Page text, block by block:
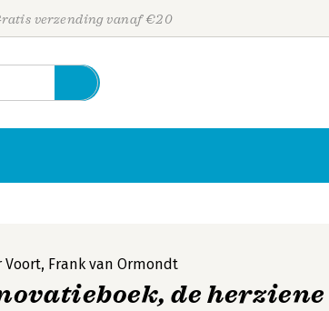
verzending vanaf €20
Voort, Frank van Ormondt
de
Personen